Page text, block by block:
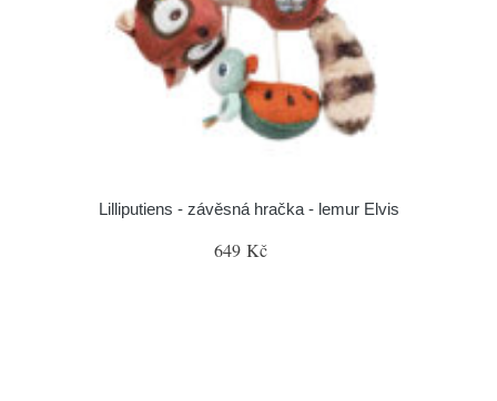
Lilliputiens - závěsná hračka - lemur Elvis
649 Kč